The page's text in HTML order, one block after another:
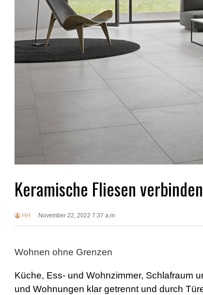
Keramische Fliesen
HH November 22, 2022 7:37 a.m.
Wohnen ohne Grenzen
Küche, Ess- und Wohnzimmer, Schlafraum
und Wohnungen klar getrennt und durch